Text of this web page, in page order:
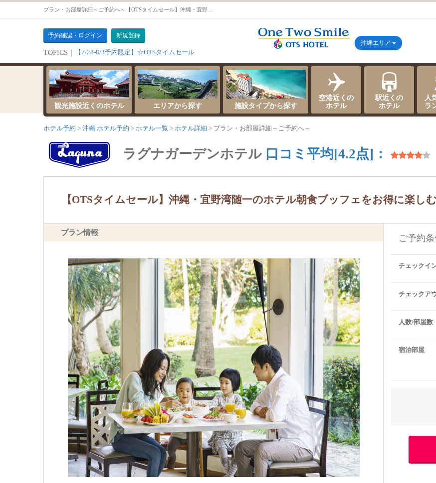
予約確認・ログイン 新規登録
TOPICS｜ 【7/28-8/3予約限定】☆OTSタイムセール
沖縄エリア
観光施設近くのホテル エリアから探す 施設タイプから探す
空港近くの
ホテル
駅近くの
ホテル
人
ラ
ホテル予約 沖縄 ホテル予約 ホテル一覧 ホテル詳細 プラン・お部屋詳細～ご予約へ～
ラグナガーデンホテル 口コミ平均[4.2点]：
【OTSタイムセール】沖縄・宜野湾随一のホテル朝食ブッフェをお得に楽し
プラン情報
ご予約
チェックイ
チェックア
人数/部屋数
宿泊部屋